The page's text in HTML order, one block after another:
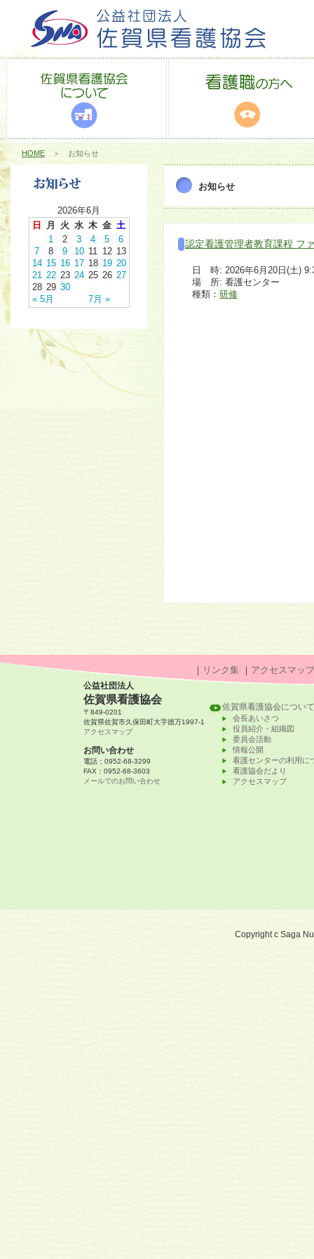
HOME ＞ お知らせ
2026年6月
日
月 火 水 木 金 土
« 5月 7月 »
1 2 3 4 5
6
7
8 9 10 11 12 13
14 15 16 17 18 19 20
21 22 23 24 25 26 27
28 29 30
お知らせ
認定看護管理者教育課程 フ
日 時: 2026年6月20日(土)
場 所: 看護センター
種類： 研修
｜ リンク集 ｜ アクセスマップ
公益社団法人
佐賀県看護協会
〒849-0201
佐賀県佐賀市久保田町大字徳万1997-1
アクセスマップ
お問い合わせ
電話：0952-68-3299
FAX：0952-68-3603
メールでのお問い合わせ
佐賀県看護協会について
会長あいさつ
役員紹介・組織図
委員会活動
情報公開
看護センターの利用に
看護協会だより
アクセスマップ
Copyright c Saga